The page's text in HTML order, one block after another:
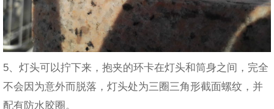
5、灯头可以拧下来，抱夹的环卡在灯头和筒身之间，完全
不会因为意外而脱落，灯头处为三圈三角形截面螺纹，并
配有防水胶圈。